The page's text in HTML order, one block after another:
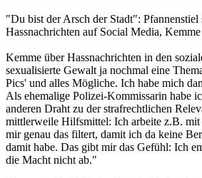
"Du bist der Arsch der Stadt": Pfannenstiel
Hassnachrichten auf Social Media,
Kemme über Hassnachrichten in den
sexualisierte Gewalt ja nochmal eine
Pics' und alles Mögliche. Ich habe mich
Als ehemalige Polizei-Kommissarin habe
anderen Draht zu der strafrechtlichen
mittlerweile Hilfsmittel: Ich arbeite z.B.
mir genau das filtert, damit ich da keine
damit habe. Das gibt mir das Gefühl: Ich
die Macht nicht ab."